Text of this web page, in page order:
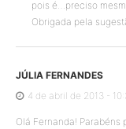
pois é…preciso
Obrigada pela
JÚLIA FERNANDES
4 de abril de 2013 -
Olá Fernanda!